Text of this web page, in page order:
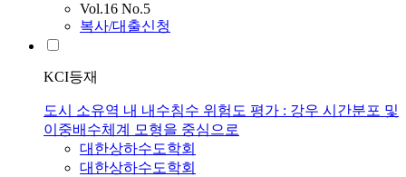
Vol.16 No.5
복사/대출신청
KCI등재
도시 소유역 내 내수침수 위험도 평가 : 강우 시간분포 및
이중배수체계 모형을 중심으로
대한상하수도학회
대한상하수도학회